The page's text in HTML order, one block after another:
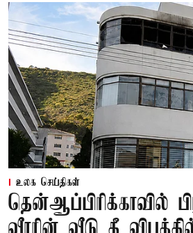
உலக செய்திகள்
தென்ஆப்பிரிக்காவில்